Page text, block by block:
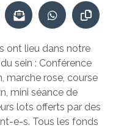
ont lieu dans notre
sein : Conférence
marche rose, course
mini séance de
lots offerts par des
e-s. Tous les fonds